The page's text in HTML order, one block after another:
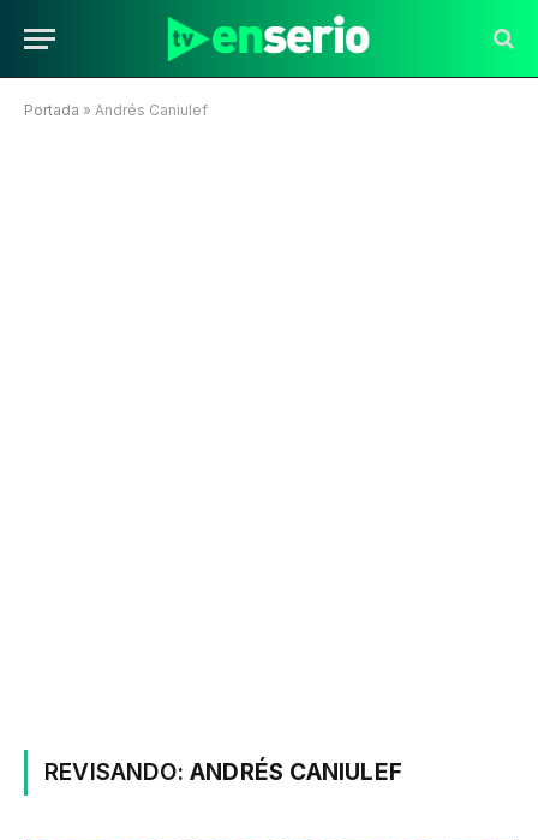
Portada » Andrés Caniulef
REVISANDO:ANDRÉS CANIULEF